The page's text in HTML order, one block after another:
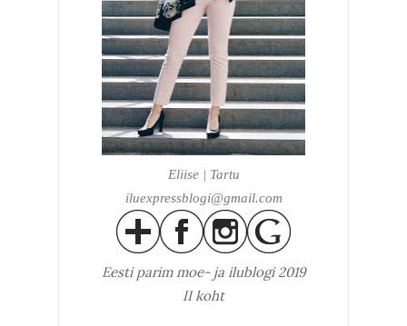
Eliise | Tartu
iluexpressblogi@gmail.com
Eesti parim moe- ja ilublogi 2019
II koht